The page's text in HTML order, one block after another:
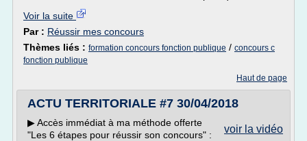
Voir la suite
Par : Réussir mes concours
Thèmes liés : formation concours fonction publique / concours c
fonction publique
Haut de page
ACTU TERRITORIALE #7 30/04/2018
voir la vidéo
▶︎ Accès immédiat à ma méthode offerte
"Les 6 étapes pour réussir son concours" :